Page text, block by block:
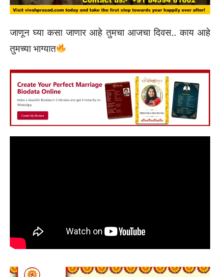
जाणून घ्या कसा जाणार आहे तुमचा आजचा दिवस.. काय आहे
तुमच्या भाग्यात